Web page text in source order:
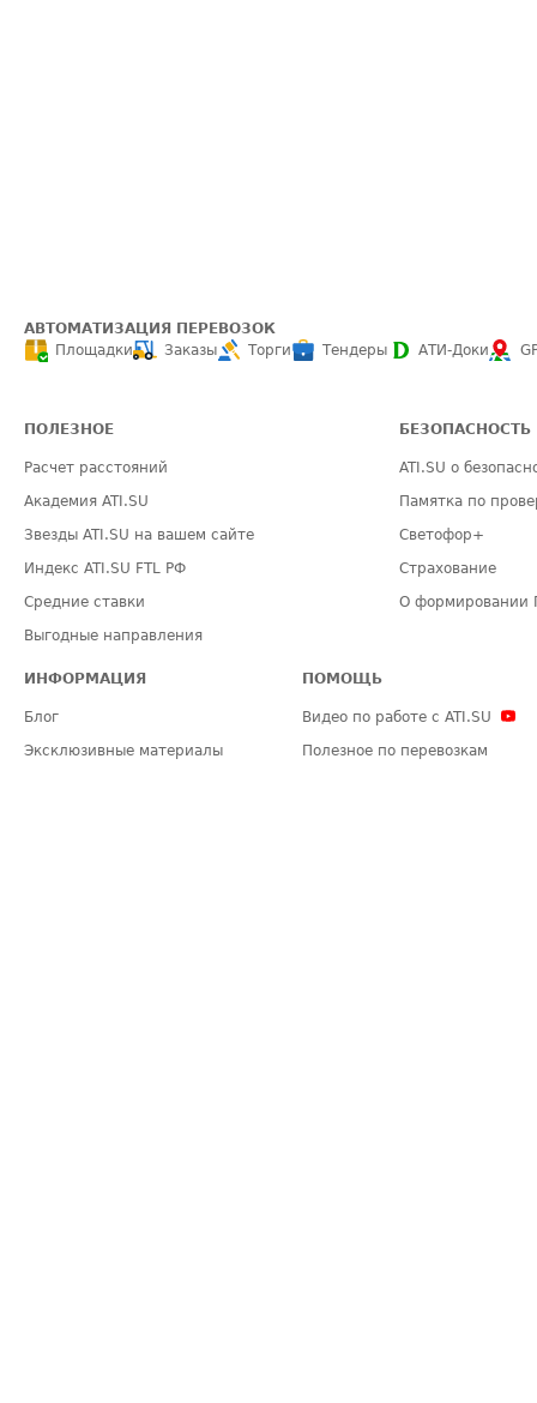
АВТОМАТИЗАЦИЯ ПЕРЕВОЗОК
Площадки
Заказы Торги Тендеры АТИ-Доки
ПОЛЕЗНОЕ
Расчет расстояний
Академия ATI.SU
Звезды ATI.SU на вашем сайте
Индекс ATI.SU FTL РФ
Средние ставки
Выгодные направления
БЕЗОПАСНОСТЬ
ATI.SU о
Памятка по
Светофор+
Страхование
О формировании
ИНФОРМАЦИЯ
Блог
Эксклюзивные материалы
ПОМОЩЬ
Видео по работе с ATI.SU
Полезное по перевозкам